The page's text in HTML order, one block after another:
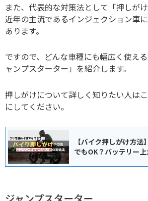
また、代表的な対策法として「押しが
近年の主流であるインジェクション車
あります。
ですので、どんな車種にも幅広く使え
ャンプスターター」を紹介します。
押しがけについて詳しく知りたい人は
にしてください。
【バイク押しがけ方
でもOK？バッテリー